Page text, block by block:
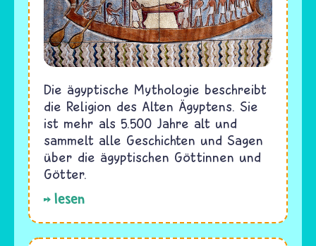
Die ägyptische Mythologie beschreibt
die Religion des Alten Ägyptens. Sie
ist mehr als 5.500 Jahre alt und
sammelt alle Geschichten und Sagen
über die ägyptischen Göttinnen und
Götter.
lesen